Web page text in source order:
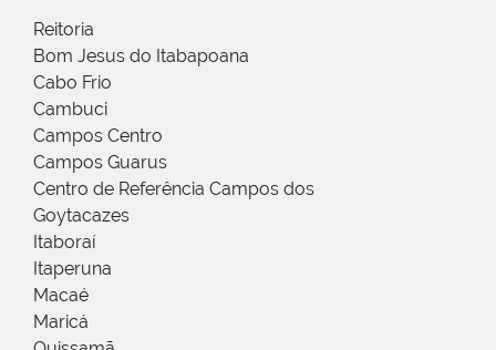
Reitoria
Bom Jesus do Itabapoana
Cabo Frio
Cambuci
Campos Centro
Campos Guarus
Centro de Referência Campos dos
Goytacazes
Itaboraí
Itaperuna
Macaé
Maricá